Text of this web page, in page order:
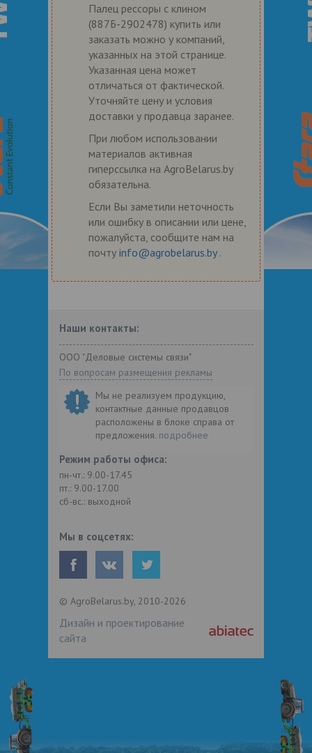
Палец рессоры с клином
(887Б-2902478) купить или
заказать можно у компаний,
указанных на этой странице.
Указанная цена может
отличаться от фактической.
Уточняйте цену и условия
доставки у продавца заранее.
При любом использовании
материалов активная
гиперссылка на AgroBelarus.by
обязательна.
Если Вы заметили неточность
или ошибку в описании или цене,
пожалуйста, сообщите нам на
почту info@agrobelarus.by .
Наши контакты:
ООО "Деловые системы связи"
По вопросам размещения рекламы
Мы не реализуем продукцию,
контактные данные продавцов
расположены в блоке справа от
предложения. подробнее
Режим работы офиса:
пн-чт.: 9.00-17.45
пт.: 9.00-17.00
сб-вс.: выходной
Мы в соцсетях:
© AgroBelarus.by, 2010-2026
Дизайн и проектирование
сайта